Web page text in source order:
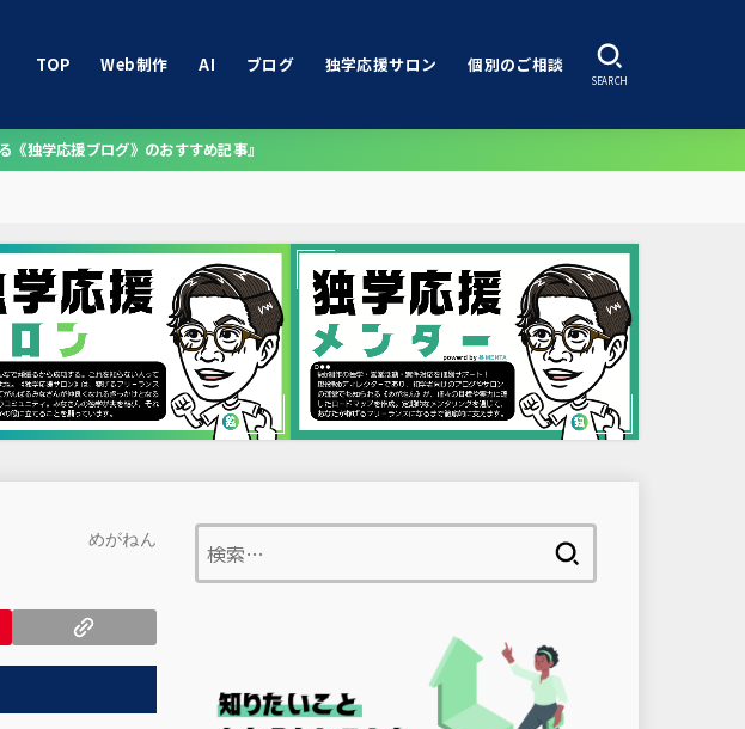
TOP Web制作 AI ブログ 独学応援サロン 個別のご相談
SEARCH
独学応援ブログ》のおすすめ記事』
めがねん